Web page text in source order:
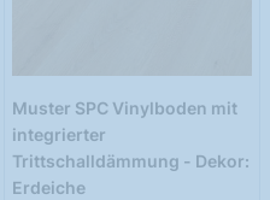
Muster SPC Vinylboden mit
integrierter
Trittschalldämmung - Dekor:
Erdeiche